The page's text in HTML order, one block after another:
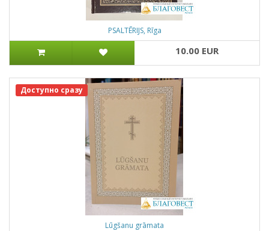
PSALTĒRIJS, Rīga
10.00 EUR
Доступно сразу
Lūgšanu grāmata